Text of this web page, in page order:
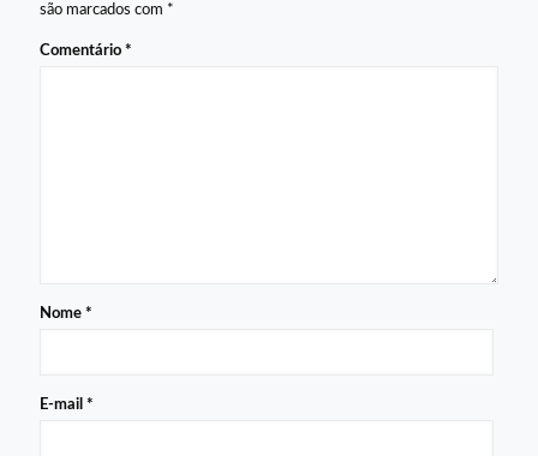
são marcados com *
Comentário *
Nome *
E-mail *